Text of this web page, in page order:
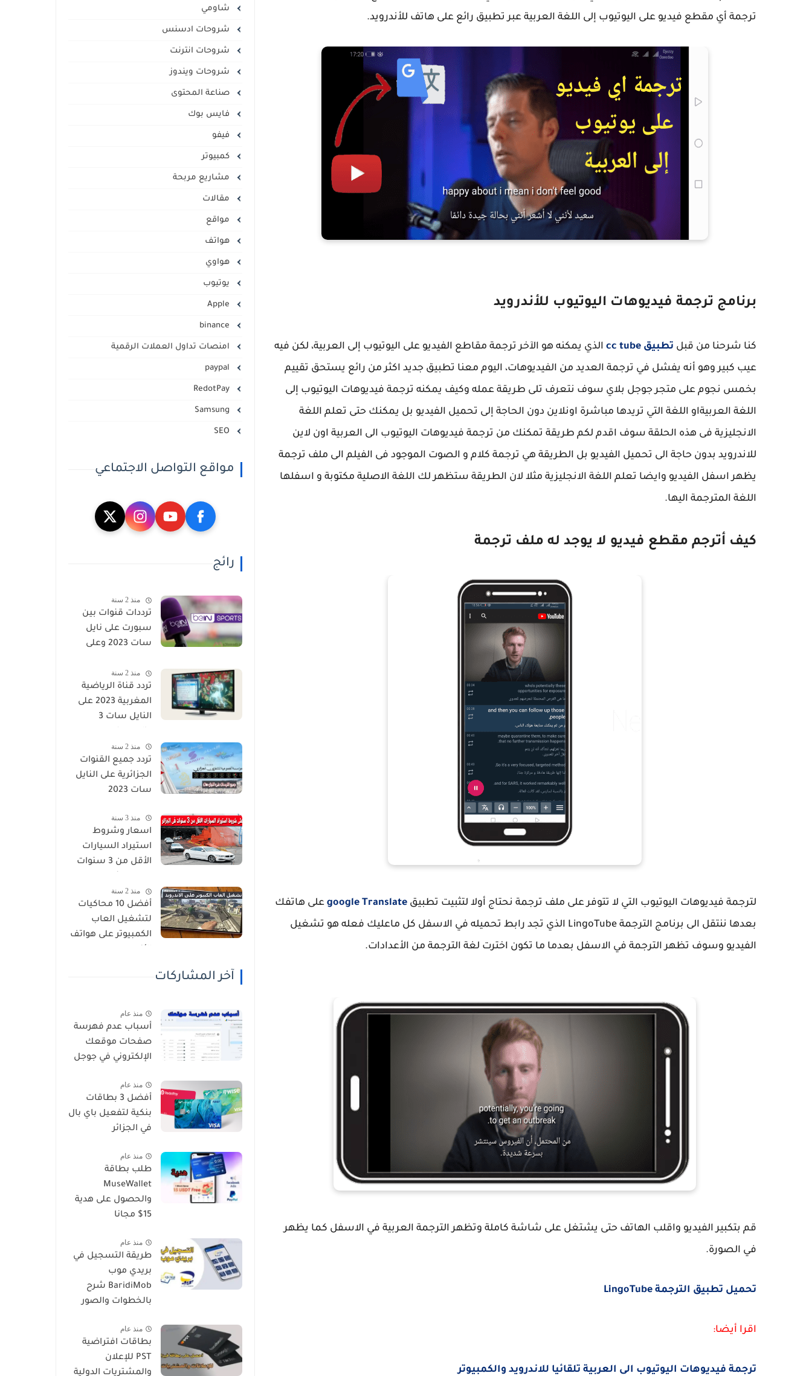
ترجمة أي مقطع فيديو على اليوتيوب إلى اللغة العربية عبر تطبيق رائع على هاتف للأندرويد.
برنامج ترجمة فيديوهات اليوتيوب للأندرويد
كنا شرحنا من قبل تطبيق cc tube
الذي يمكنه هو الآخر ترجمة مقاطع الفيديو على اليوتيوب إلى العربية، لكن فيه
عيب كبير وهو أنه يفشل في ترجمة العديد من الفيديوهات، اليوم معنا تطبيق جديد اكثر من رائع يستحق تقييم
بخمس نجوم على متجر جوجل بلاي سوف نتعرف تلى طريقة عمله وكيف يمكنه ترجمة فيديوهات اليوتيوب إلى
اللغة العربيةاو اللغة التي تريدها مباشرة اونلاين دون الحاجة إلى تحميل الفيديو بل يمكنك حتى تعلم اللغة
الانجليزية فى هذه الحلقة سوف اقدم لكم طريقة تمكنك من ترجمة فيديوهات اليوتيوب الى العربية اون لاين
للاندرويد بدون حاجة الى تحميل الفيديو بل الطريقة هي ترجمة كلام و الصوت الموجود فى الفيلم الى ملف ترجمة
يظهر اسفل الفيديو وايضا تعلم اللغة الانجليزية مثلا لان الطريقة ستظهر لك اللغة الاصلية مكتوبة و اسفلها
اللغة المترجمة اليها.
كيف أترجم مقطع فيديو لا يوجد له ملف ترجمة
لترجمة فيديوهات اليوتيوب التي لا تتوفر على ملف ترجمة نحتاج أولا لتثبيت تطبيق google Translate على هاتفك
بعدها ننتقل الى برنامج الترجمة LingoTube الذي تجد رابط تحميله في الاسفل كل ماعليك فعله هو تشغيل
الفيديو وسوف تظهر الترجمة في الاسفل بعدما ما تكون اخترت لغة الترجمة من الأعدادات.
قم بتكبير الفيديو واقلب الهاتف حتى يشتغل على شاشة كاملة وتظهر الترجمة العربية في الاسفل كما يظهر
في الصورة.
تحميل تطبيق الترجمة LingoTube
اقرا أيضا:
ترجمة فيديوهات اليوتيوب الى العربية تلقائيا للاندرويد والكمبيوتر
شاومي
شروحات ادسنس
شروحات انترنت
شروحات ويندوز
صناعة المحتوى
فايس بوك
فيفو
كمبيوتر
مشاريع مربحة
مقالات
مواقع
هواتف
هواوي
يوتيوب
RedotPay
مواقع التواصل الاجتماعي
رائج
منذ 2 سنة
ترددات قنوات بين
سبورت على نايل
سات 2023 وعلى
منذ 2 سنة
تردد قناة الرياضية
المغربية 2023 على
النايل سات 3
منذ 2 سنة
تردد جميع القنوات
الجزائرية على النايل
سات 2023
منذ 3 سنة
اسعار وشروط
استيراد السيارات
الأقل من 3 سنوات
منذ 2 سنة
أفضل 10 محاكيات
لتشغيل العاب
الكمبيوتر على هواتف
آخر المشاركات
منذ عام
أسباب عدم فهرسة
صفحات موقعك
الإلكتروني في جوجل
منذ عام
أفضل 3 بطاقات
بنكية لتفعيل باي بال
في الجزائر
منذ عام
طلب بطاقة
MuseWallet
والحصول على هدية
15$ مجانا
منذ عام
طريقة التسجيل في
بريدي موب
BaridiMob شرح
بالخطوات والصور
منذ عام
بطاقات افتراضية
PST للإعلان
والمشتريات الدولية